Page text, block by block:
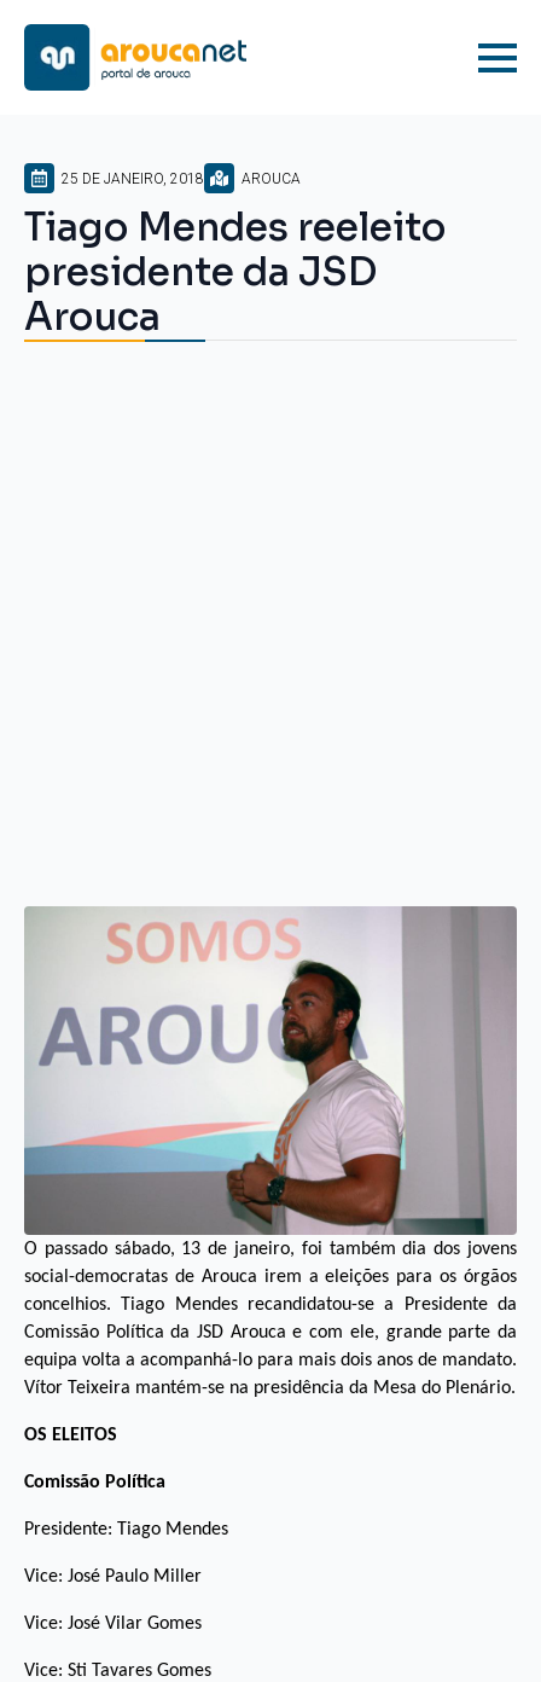
25 DE JANEIRO, 2018 AROUCA
Tiago Mendes reeleito
presidente da JSD
Arouca
O passado sábado, 13 de janeiro, foi também dia dos jovens
social-democratas de Arouca irem a eleições para os órgãos
concelhios. Tiago Mendes recandidatou-se a Presidente da
Comissão Política da JSD Arouca e com ele, grande parte da
equipa volta a acompanhá-lo para mais dois anos de mandato.
Vítor Teixeira mantém-se na presidência da Mesa do Plenário.
OS ELEITOS
Comissão Política
Presidente: Tiago Mendes
Vice: José Paulo Miller
Vice: José Vilar Gomes
Vice: Sti Tavares Gomes